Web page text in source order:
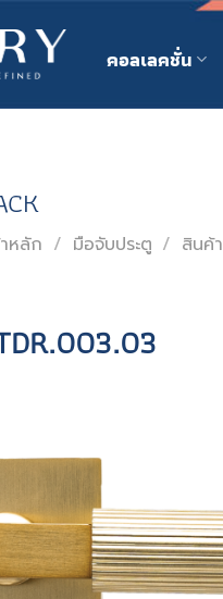
คอลเลคชั่น
หลัก / มือจับประตู / สินค้